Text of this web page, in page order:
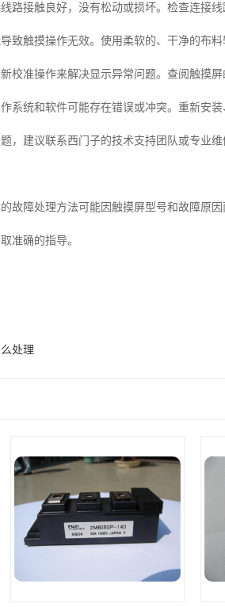
路接触良好，没有松动或损坏。检查连接
致触摸操作无效。使用柔软的、干净的布
校准操作来解决显示异常问题。查阅触摸
系统和软件可能存在错误或冲突。重新安
，建议联系西门子的技术支持团队或专业
故障处理方法可能因触摸屏型号和故障原
准确的指导。
处理